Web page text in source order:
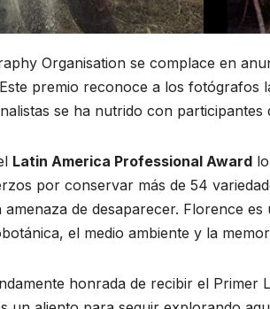
Organisation se complace en
premio reconoce a los fotógrafos
se ha nutrido con
Latin America Professional Award
por conservar más de 54
de desaparecer. Florence
el medio ambiente y la
honrada de recibir el Primer